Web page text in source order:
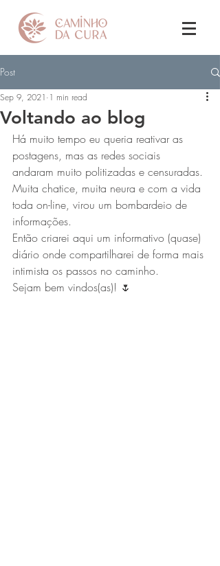
Post
Voltando ao blog
Sep 9, 2021 1 min read
Há muito tempo eu queria reativar as
postagens, mas as redes sociais
andaram muito politizadas e censuradas.
Muita chatice, muita neura e com a vida
toda on-line, virou um bombardeio de
informações.
Então criarei aqui um informativo (quase)
diário onde compartilharei de forma mais
intimista os passos no caminho.
Sejam bem vindos(as)! 🌷